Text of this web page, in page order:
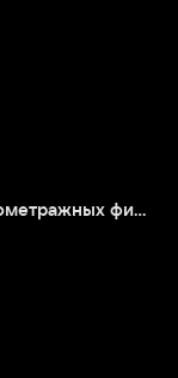
Сборник семейных короткометражных фильмов